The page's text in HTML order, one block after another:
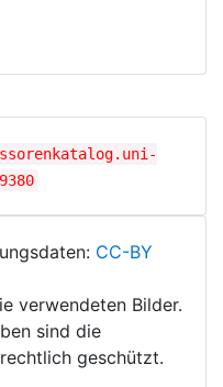
CC-BY
verwendeten Bilder.
sind die
geschützt.